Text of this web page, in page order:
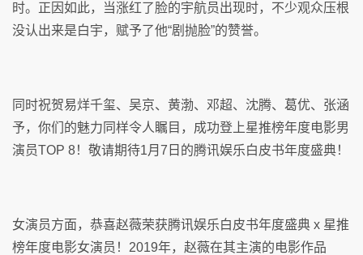
时。正因如此，当涨红了脸的宇航员出现时，不少观众压根
没认出来是白宇，赋予了他“剧抛脸”的赞誉。
同时祝贺易烊千玺、吴京、黄渤、邓超、沈腾、葛优、张涵
予，你们的魅力同样令人瞩目，成功登上星推榜年度电影男
演员TOP 8！敬请期待1月7日的腾讯娱乐白皮书年度盛典！
女演员方面，恭喜赵薇荣获腾讯娱乐白皮书年度盛典 x 星推
榜年度电影女演员！2019年，赵薇在其主演的电影作品